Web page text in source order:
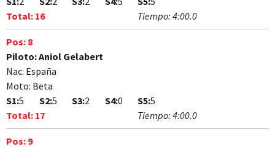
Total: 16 Tiempo: 4:00.0
Pos: 8
Piloto:Aniol Gelabert
Nac: España
Moto: Beta
S1:5 S2:5 S3:2 S4:0 S5:5
Total: 17 Tiempo: 4:00.0
Pos: 9